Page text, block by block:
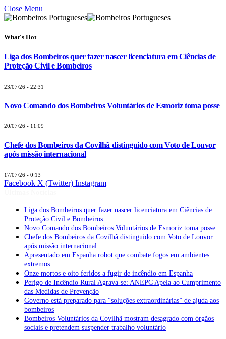
Close Menu
What's Hot
Liga dos Bombeiros quer fazer nascer licenciatura em Ciências de
Proteção Civil e Bombeiros
23/07/26 - 22:31
Novo Comando dos Bombeiros Voluntários de Esmoriz toma posse
20/07/26 - 11:09
Chefe dos Bombeiros da Covilhã distinguido com Voto de Louvor
após missão internacional
17/07/26 - 0:13
Facebook X (Twitter) Instagram
Liga dos Bombeiros quer fazer nascer licenciatura em Ciências de
Proteção Civil e Bombeiros
Novo Comando dos Bombeiros Voluntários de Esmoriz toma posse
Chefe dos Bombeiros da Covilhã distinguido com Voto de Louvor
após missão internacional
Apresentado em Espanha robot que combate fogos em ambientes
extremos
Onze mortos e oito feridos a fugir de incêndio em Espanha
Perigo de Incêndio Rural Agrava-se: ANEPC Apela ao Cumprimento
das Medidas de Prevenção
Governo está preparado para “soluções extraordinárias” de ajuda aos
bombeiros
Bombeiros Voluntários da Covilhã mostram desagrado com órgãos
sociais e pretendem suspender trabalho voluntário